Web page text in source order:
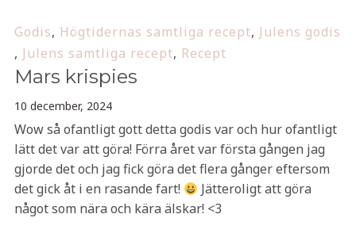
Godis, Högtidernas samtliga recept, Julens godis
, Julens samtliga recept, Recept
Mars krispies
10 december, 2024
Wow så ofantligt gott detta godis var och hur ofantligt
lätt det var att göra! Förra året var första gången jag
gjorde det och jag fick göra det flera gånger eftersom
det gick åt i en rasande fart!
Jätteroligt att göra
något som nära och kära älskar! <3